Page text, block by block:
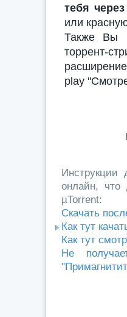
тебя
или
Также Вы
торрент-
play
Инструкции
онлайн, что
µTorrent:
Скачать
Как тут
Как тут
Не